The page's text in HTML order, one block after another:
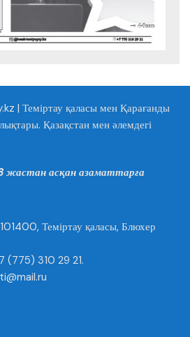
| Теміртау қаласы мен Қарағанды
Қазақстан мен әлемдегі
жастан асқан азаматтарға
101400, Теміртау қаласы, Блюхер
(775) 310 29 21.